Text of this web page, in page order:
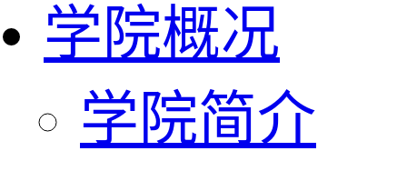
学院概况
学院简介